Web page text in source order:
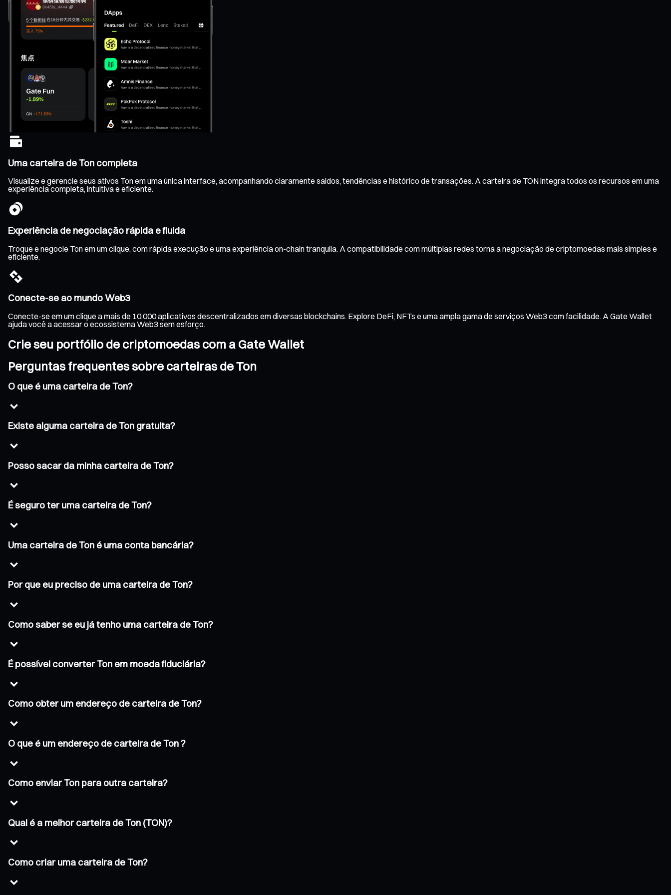
Uma carteira de Ton completa
Visualize e gerencie seus ativos Ton em uma única interface, acompanhando claramente saldos, tendências e histórico de transações. A carteira de TON integra todos os recursos em uma
experiência completa, intuitiva e eficiente.
Experiência de negociação rápida e fluida
Troque e negocie Ton em um clique, com rápida execução e uma experiência on-chain tranquila. A compatibilidade com múltiplas redes torna a negociação de criptomoedas mais simples e
eficiente.
Conecte-se ao mundo Web3
Conecte-se em um clique a mais de 10.000 aplicativos descentralizados em diversas blockchains. Explore DeFi, NFTs e uma ampla gama de serviços Web3 com facilidade. A Gate Wallet
ajuda você a acessar o ecossistema Web3 sem esforço.
Crie seu portfólio de criptomoedas com a Gate Wallet
Perguntas frequentes sobre carteiras de Ton
O que é uma carteira de Ton?
Existe alguma carteira de Ton gratuita?
Posso sacar da minha carteira de Ton?
É seguro ter uma carteira de Ton?
Uma carteira de Ton é uma conta bancária?
Por que eu preciso de uma carteira de Ton?
Como saber se eu já tenho uma carteira de Ton?
É possível converter Ton em moeda fiduciária?
Como obter um endereço de carteira de Ton?
O que é um endereço de carteira de Ton ?
Como enviar Ton para outra carteira?
Qual é a melhor carteira de Ton (TON)?
Como criar uma carteira de Ton?